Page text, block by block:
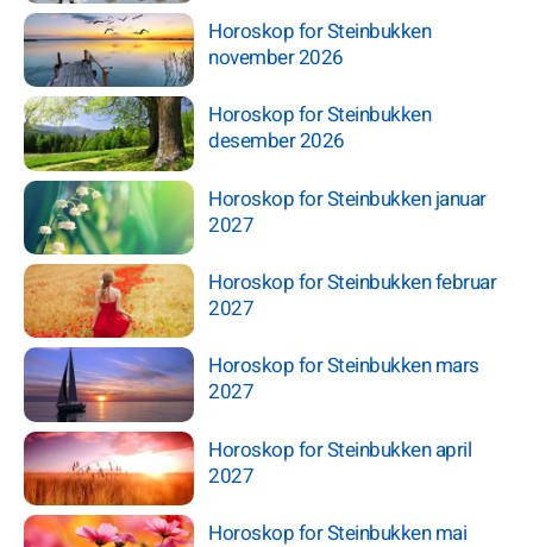
Horoskop for Steinbukken
november 2026
Horoskop for Steinbukken
desember 2026
Horoskop for Steinbukken januar
2027
Horoskop for Steinbukken februar
2027
Horoskop for Steinbukken mars
2027
Horoskop for Steinbukken april
2027
Horoskop for Steinbukken mai